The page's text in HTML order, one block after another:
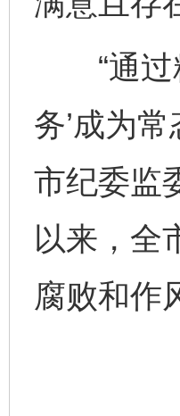
“通过
务’成为
市纪委监
以来，全
腐败和作
完善运行机制助力